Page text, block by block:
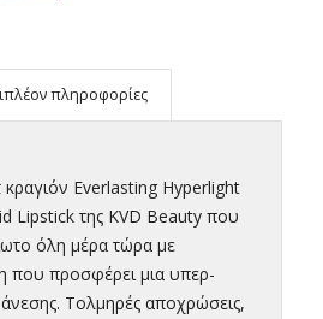
πληροφορίες
κραγιόν Everlasting Hyperlight
Lipstick της KVD Beauty που
όλη μέρα τώρα με
που προσφέρει μια υπερ-
Τολμηρές αποχρώσεις,